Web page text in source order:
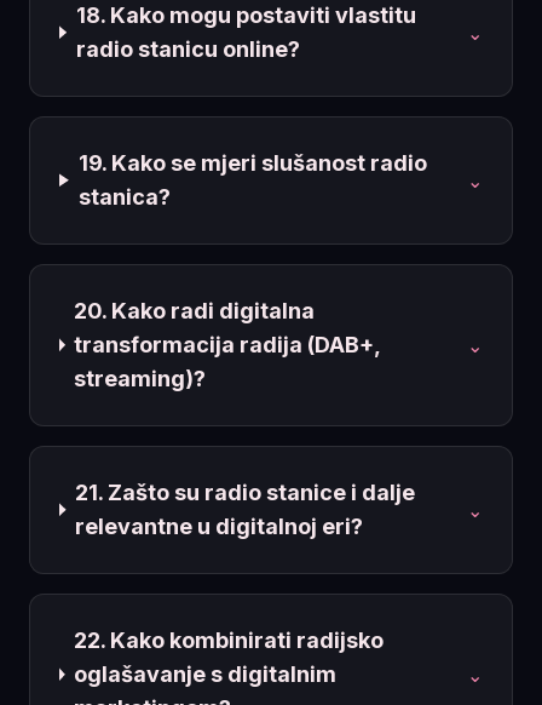
18. Kako mogu postaviti vlastitu
radio stanicu online?
⌄
19. Kako se mjeri slušanost radio
stanica?
⌄
20. Kako radi digitalna
transformacija radija (DAB+,
streaming)?
⌄
21. Zašto su radio stanice i dalje
relevantne u digitalnoj eri?
⌄
22. Kako kombinirati radijsko
oglašavanje s digitalnim
⌄